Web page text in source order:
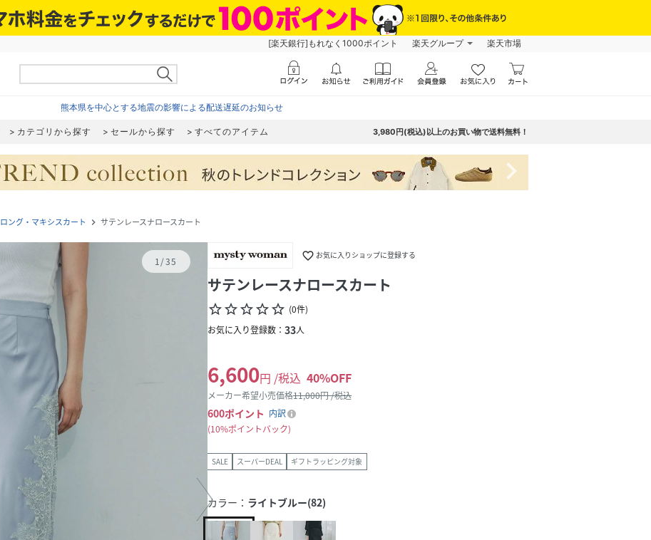
[楽天銀行]もれなく1000ポイント 楽天グループ 楽天市場
熊本県を中心とする地震の影響による配送遅延のお知らせ
カテゴリから探す セールから探す すべてのアイテム 3,980円(税込)以上のお買い物で送料無料！
navigate_next
ロング・マキシスカート navigate_next サテンレースナロースカート
1/35 favorite_border お気に入りショップに登録する
サテンレースナロースカート
star_borderstar_borderstar_borderstar_borderstar_border (0件)
お気に入り登録数： 33人
6,600円 /税込 40%OFF
メーカー希望小売価格11,000円 /税込
600ポイント 内訳
10%ポイントバック
SALE スーパーDEAL ギフトラッピング対象
カラー： ライトブルー(82)